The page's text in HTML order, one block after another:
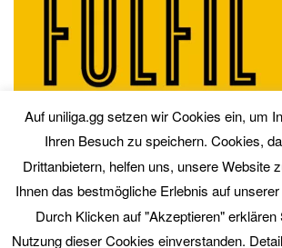
Auf uniliga.gg setzen wir Cookies ein, um
Ihren Besuch zu speichern. Cookies,
Drittanbietern, helfen uns, unsere Website
Ihnen das bestmögliche Erlebnis auf
Durch Klicken auf "Akzeptieren"
Nutzung dieser Cookies einverstanden.